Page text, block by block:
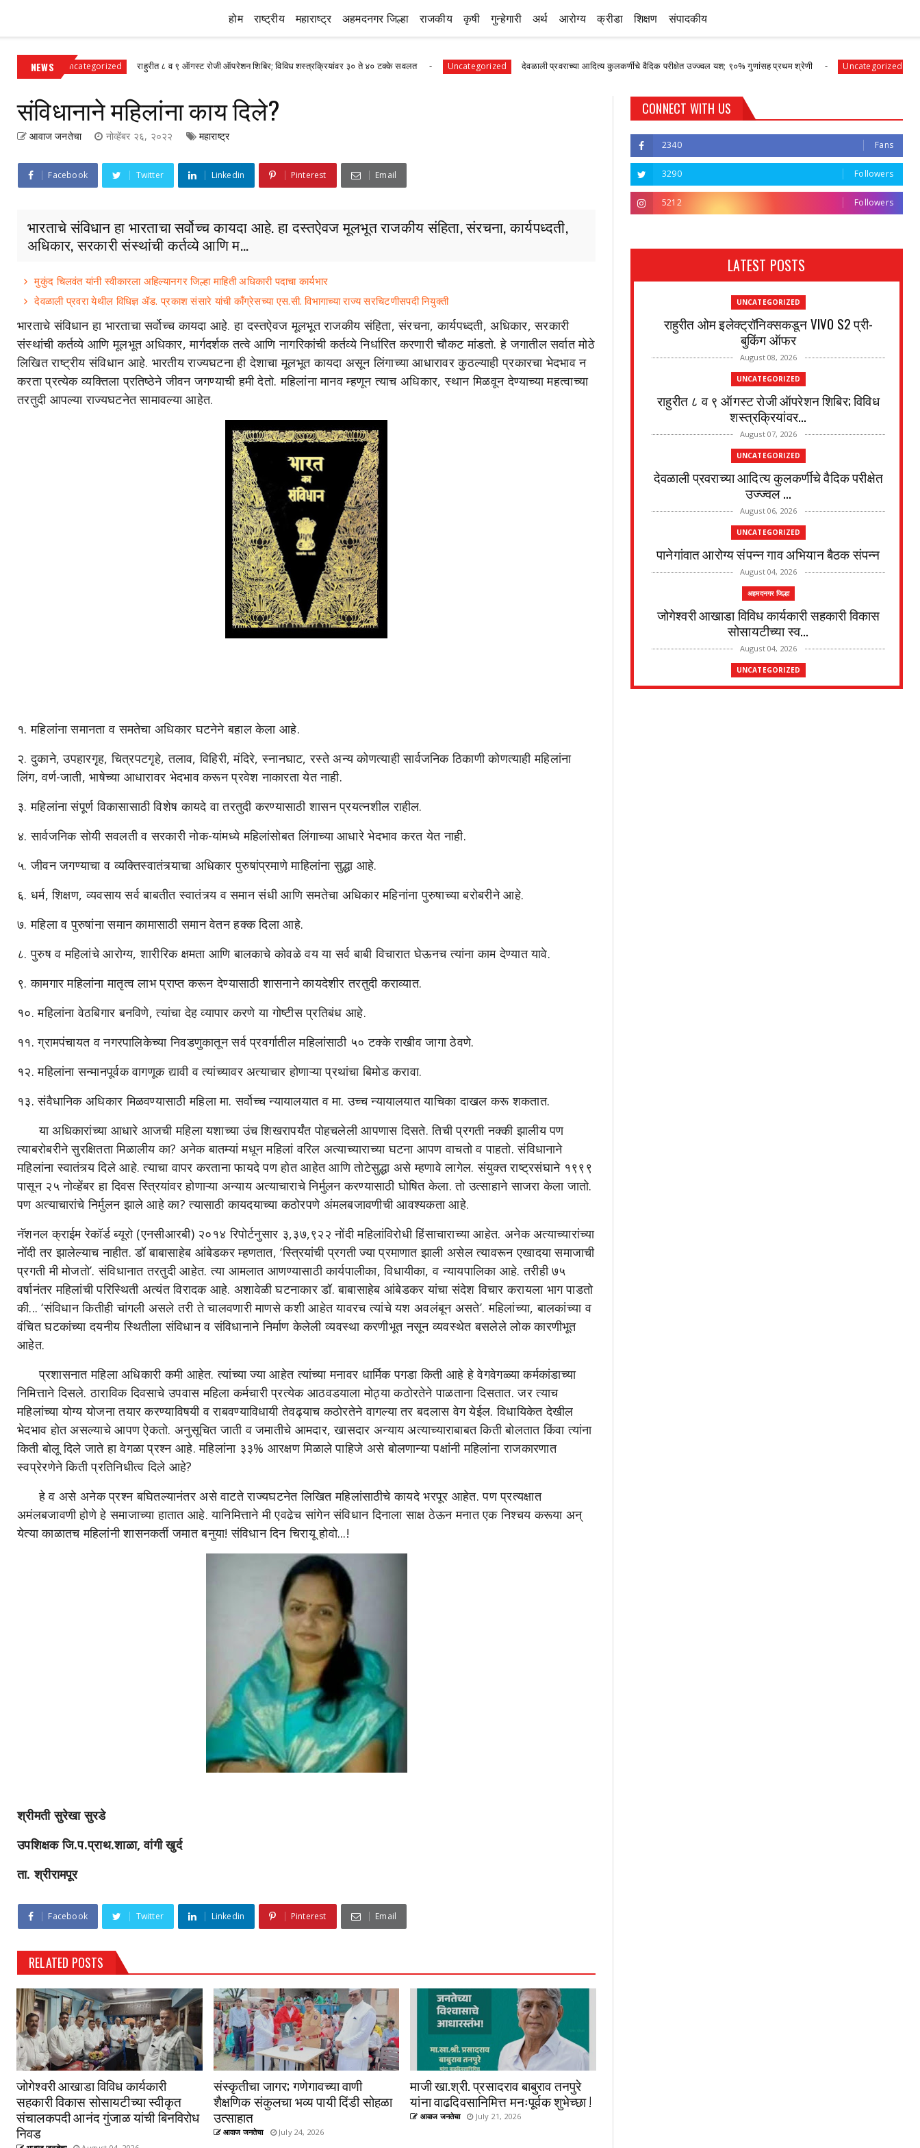
होम राष्ट्रीय महाराष्ट्र अहमदनगर जिल्हा राजकीय कृषी गुन्हेगारी अर्थ आरोग्य क्रीडा शिक्षण संपादकीय
NEWS
Uncategorized राहुरीत ८ व ९ ऑगस्ट रोजी ऑपरेशन शिबिर; विविध शस्त्रक्रियांवर ३० ते ४० टक्के सवलत Uncategorized देवळाली प्रवराच्या आदित्य कुलकर्णीचे वैदिक परीक्षेत उज्ज्वल यश; ९०% गुणांसह प्रथम श्रेणी Uncategorized पानेगांवात
संविधानाने महिलांना काय दिले?
आवाज जनतेचा नोव्हेंबर २६, २०२२ महाराष्ट्र
Facebook Twitter Linkedin Pinterest Email
भारताचे संविधान हा भारताचा सर्वोच्च कायदा आहे. हा दस्तऐवज मूलभूत राजकीय संहिता, संरचना, कार्यपध्दती,
अधिकार, सरकारी संस्थांची कर्तव्ये आणि म...
मुकुंद चिलवंत यांनी स्वीकारला अहिल्यानगर जिल्हा माहिती अधिकारी पदाचा कार्यभार
देवळाली प्रवरा येथील विधिज्ञ ॲड. प्रकाश संसारे यांची काँग्रेसच्या एस.सी. विभागाच्या राज्य सरचिटणीसपदी नियुक्ती
भारताचे संविधान हा भारताचा सर्वोच्च कायदा आहे. हा दस्तऐवज मूलभूत राजकीय संहिता, संरचना, कार्यपध्दती, अधिकार, सरकारी
संस्थांची कर्तव्ये आणि मूलभूत अधिकार, मार्गदर्शक तत्वे आणि नागरिकांची कर्तव्ये निर्धारित करणारी चौकट मांडतो. हे जगातील सर्वात मोठे
लिखित राष्ट्रीय संविधान आहे. भारतीय राज्यघटना ही देशाचा मूलभूत कायदा असून लिंगाच्या आधारावर कुठल्याही प्रकारचा भेदभाव न
करता प्रत्येक व्यक्तिला प्रतिष्ठेने जीवन जगण्याची हमी देतो. महिलांना मानव म्हणून त्याच अधिकार, स्थान मिळवून देण्याच्या महत्वाच्या
तरतुदी आपल्या राज्यघटनेत सामावल्या आहेत.
१. महिलांना समानता व समतेचा अधिकार घटनेने बहाल केला आहे.
२. दुकाने, उपहारगृह, चित्रपटगृहे, तलाव, विहिरी, मंदिरे, स्नानघाट, रस्ते अन्य कोणत्याही सार्वजनिक ठिकाणी कोणत्याही महिलांना
लिंग, वर्ण-जाती, भाषेच्या आधारावर भेदभाव करून प्रवेश नाकारता येत नाही.
३. महिलांना संपूर्ण विकासासाठी विशेष कायदे वा तरतुदी करण्यासाठी शासन प्रयत्नशील राहील.
४. सार्वजनिक सोयी सवलती व सरकारी नोक-यांमध्ये महिलांसोबत लिंगाच्या आधारे भेदभाव करत येत नाही.
५. जीवन जगण्याचा व व्यक्तिस्वातंत्र्याचा अधिकार पुरुषांप्रमाणे माहिलांना सुद्धा आहे.
६. धर्म, शिक्षण, व्यवसाय सर्व बाबतीत स्वातंत्र्य व समान संधी आणि समतेचा अधिकार महिनांना पुरुषाच्या बरोबरीने आहे.
७. महिला व पुरुषांना समान कामासाठी समान वेतन हक्क दिला आहे.
८. पुरुष व महिलांचे आरोग्य, शारीरिक क्षमता आणि बालकाचे कोवळे वय या सर्व बाबी विचारात घेऊनच त्यांना काम देण्यात यावे.
९. कामगार महिलांना मातृत्व लाभ प्राप्त करून देण्यासाठी शासनाने कायदेशीर तरतुदी कराव्यात.
१०. महिलांना वेठबिगार बनविणे, त्यांचा देह व्यापार करणे या गोष्टीस प्रतिबंध आहे.
११. ग्रामपंचायत व नगरपालिकेच्या निवडणुकातून सर्व प्रवर्गातील महिलांसाठी ५० टक्के राखीव जागा ठेवणे.
१२. महिलांना सन्मानपूर्वक वागणूक द्यावी व त्यांच्यावर अत्याचार होणाऱ्या प्रथांचा बिमोड करावा.
१३. संवैधानिक अधिकार मिळवण्यासाठी महिला मा. सर्वोच्च न्यायालयात व मा. उच्च न्यायालयात याचिका दाखल करू शकतात.
या अधिकारांच्या आधारे आजची महिला यशाच्या उंच शिखरापर्यंत पोहचलेली आपणास दिसते. तिची प्रगती नक्की झालीय पण
त्याबरोबरीने सुरक्षितता मिळालीय का? अनेक बातम्यां मधून महिलां वरिल अत्याच्याराच्या घटना आपण वाचतो व पाहतो. संविधानाने
महिलांना स्वातंत्र्य दिले आहे. त्याचा वापर करताना फायदे पण होत आहेत आणि तोटेसुद्धा असे म्हणावे लागेल. संयुक्त राष्ट्रसंघाने १९९९
पासून २५ नोव्हेंबर हा दिवस स्त्रियांवर होणाऱ्या अन्याय अत्याचाराचे निर्मुलन करण्यासाठी घोषित केला. तो उत्साहाने साजरा केला जातो.
पण अत्याचारांचे निर्मुलन झाले आहे का? त्यासाठी कायदयाच्या कठोरपणे अंमलबजावणीची आवश्यकता आहे.
नॅशनल क्राईम रेकॉर्ड ब्यूरो (एनसीआरबी) २०१४ रिपोर्टनुसार ३,३७,९२२ नोंदी महिलांविरोधी हिंसाचाराच्या आहेत. अनेक अत्याच्यारांच्या
नोंदी तर झालेल्याच नाहीत. डॉ बाबासाहेब आंबेडकर म्हणतात, ‘स्त्रियांची प्रगती ज्या प्रमाणात झाली असेल त्यावरून एखादया समाजाची
प्रगती मी मोजतो’. संविधानात तरतुदी आहेत. त्या आमलात आणण्यासाठी कार्यपालीका, विधायीका, व न्यायपालिका आहे. तरीही ७५
वर्षानंतर महिलांची परिस्थिती अत्यंत विरादक आहे. अशावेळी घटनाकार डॉ. बाबासाहेब आंबेडकर यांचा संदेश विचार करायला भाग पाडतो
की... ‘संविधान कितीही चांगली असले तरी ते चालवणारी माणसे कशी आहेत यावरच त्यांचे यश अवलंबून असते’. महिलांच्या, बालकांच्या व
वंचित घटकांच्या दयनीय स्थितीला संविधान व संविधानाने निर्माण केलेली व्यवस्था करणीभूत नसून व्यवस्थेत बसलेले लोक कारणीभूत
आहेत.
प्रशासनात महिला अधिकारी कमी आहेत. त्यांच्या ज्या आहेत त्यांच्या मनावर धार्मिक पगडा किती आहे हे वेगवेगळ्या कर्मकांडाच्या
निमित्ताने दिसले. ठाराविक दिवसाचे उपवास महिला कर्मचारी प्रत्येक आठवडयाला मोठ्या कठोरतेने पाळताना दिसतात. जर त्याच
महिलांच्या योग्य योजना तयार करण्याविषयी व राबवण्याविधायी तेवढ्याच कठोरतेने वागल्या तर बदलास वेग येईल. विधायिकेत देखील
भेदभाव होत असल्याचे आपण ऐकतो. अनुसूचित जाती व जमातीचे आमदार, खासदार अन्याय अत्याच्याराबाबत किती बोलतात किंवा त्यांना
किती बोलू दिले जाते हा वेगळा प्रश्न आहे. महिलांना ३३% आरक्षण मिळाले पाहिजे असे बोलणान्या पक्षांनी महिलांना राजकारणात
स्वप्रेरणेने किती प्रतिनिधीत्व दिले आहे?
हे व असे अनेक प्रश्न बघितल्यानंतर असे वाटते राज्यघटनेत लिखित महिलांसाठीचे कायदे भरपूर आहेत. पण प्रत्यक्षात
अमंलबजावणी होणे हे समाजाच्या हातात आहे. यानिमित्ताने मी एवढेच सांगेन संविधान दिनाला साक्ष ठेऊन मनात एक निश्चय करूया अन्
येत्या काळातच महिलांनी शासनकर्ती जमात बनुया! संविधान दिन चिरायू होवो...!
श्रीमती सुरेखा सुरडे
उपशिक्षक जि.प.प्राथ.शाळा, वांगी खुर्द
ता. श्रीरामपूर
Facebook Twitter Linkedin Pinterest Email
RELATED POSTS
जोगेश्वरी आखाडा विविध कार्यकारी
सहकारी विकास सोसायटीच्या स्वीकृत
संचालकपदी आनंद गुंजाळ यांची बिनविरोध
निवड
संस्कृतीचा जागर; गणेगावच्या वाणी
शैक्षणिक संकुलचा भव्य पायी दिंडी सोहळा
उत्साहात
आवाज जनतेचा July 24, 2026
माजी खा.श्री. प्रसादराव बाबुराव तनपुरे
यांना वाढदिवसानिमित्त मनःपूर्वक शुभेच्छा !
आवाज जनतेचा July 21, 2026
CONNECT WITH US
2340 Fans
3290 Followers
5212 Followers
LATEST POSTS
UNCATEGORIZED
राहुरीत ओम इलेक्ट्रॉनिक्सकडून VIVO S2 प्री-
बुकिंग ऑफर
August 08, 2026
UNCATEGORIZED
राहुरीत ८ व ९ ऑगस्ट रोजी ऑपरेशन शिबिर; विविध
शस्त्रक्रियांवर...
August 07, 2026
UNCATEGORIZED
देवळाली प्रवराच्या आदित्य कुलकर्णीचे वैदिक परीक्षेत
उज्ज्वल ...
August 06, 2026
UNCATEGORIZED
पानेगांवात आरोग्य संपन्न गाव अभियान बैठक संपन्न
August 04, 2026
अहमदनगर जिल्हा
जोगेश्वरी आखाडा विविध कार्यकारी सहकारी विकास
सोसायटीच्या स्व...
August 04, 2026
UNCATEGORIZED
देवळाली प्रवराच्या शेटेवाडी येथील विठ्ठल खांदे यांचे